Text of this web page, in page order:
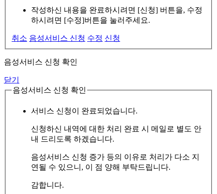
작성하신 내용을 완료하시려면 [신청] 버튼을, 수정
하시려면 [수정]버튼을 눌러주세요.
취소 음성서비스 신청 수정 신청
음성서비스 신청 확인
닫기
음성서비스 신청 확인
서비스 신청이 완료되었습니다.
신청하신 내역에 대한 처리 완료 시 메일로 별도 안
내 드리도록 하겠습니다.
음성서비스 신청 증가 등의 이유로 처리가 다소 지
연될 수 있으니, 이 점 양해 부탁드립니다.
감합니다.